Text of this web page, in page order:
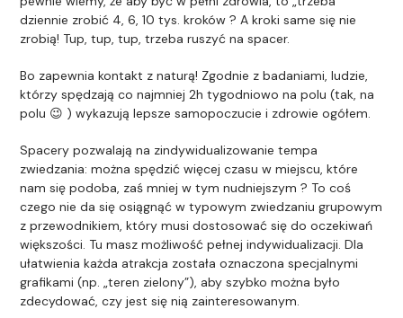
dziennie zrobić 4, 6, 10 tys. kroków ? A kroki same się nie
zrobią! Tup, tup, tup, trzeba ruszyć na spacer.
Bo zapewnia kontakt z naturą! Zgodnie z badaniami, ludzie,
którzy spędzają co najmniej 2h tygodniowo na polu (tak, na
polu 😉 ) wykazują lepsze samopoczucie i zdrowie ogółem.
Spacery pozwalają na zindywidualizowanie tempa
zwiedzania: można spędzić więcej czasu w miejscu, które
nam się podoba, zaś mniej w tym nudniejszym ? To coś
czego nie da się osiągnąć w typowym zwiedzaniu grupowym
z przewodnikiem, który musi dostosować się do oczekiwań
większości. Tu masz możliwość pełnej indywidualizacji. Dla
ułatwienia każda atrakcja została oznaczona specjalnymi
grafikami (np. „teren zielony”), aby szybko można było
zdecydować, czy jest się nią zainteresowanym.